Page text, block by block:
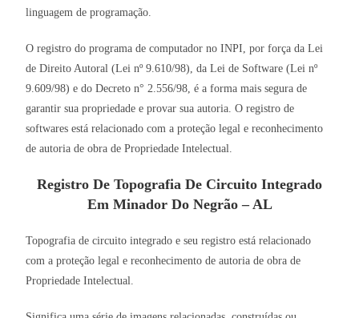
linguagem de programação.
O registro do programa de computador no INPI, por força da Lei
de Direito Autoral (Lei nº 9.610/98), da Lei de Software (Lei nº
9.609/98) e do Decreto n° 2.556/98, é a forma mais segura de
garantir sua propriedade e provar sua autoria. O registro de
softwares está relacionado com a proteção legal e reconhecimento
de autoria de obra de Propriedade Intelectual.
Registro De Topografia De Circuito Integrado
Em Minador Do Negrão – AL
Topografia de circuito integrado e seu registro está relacionado
com a proteção legal e reconhecimento de autoria de obra de
Propriedade Intelectual.